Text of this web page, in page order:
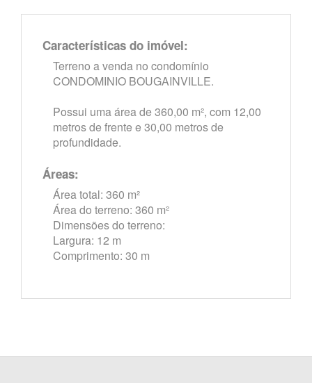
Características do imóvel:
Terreno a venda no condomínio
CONDOMINIO BOUGAINVILLE.
Possui uma área de 360,00 m², com 12,00
metros de frente e 30,00 metros de
profundidade.
Áreas:
Área total: 360 m²
Área do terreno: 360 m²
Dimensões do terreno:
Largura: 12 m
Comprimento: 30 m